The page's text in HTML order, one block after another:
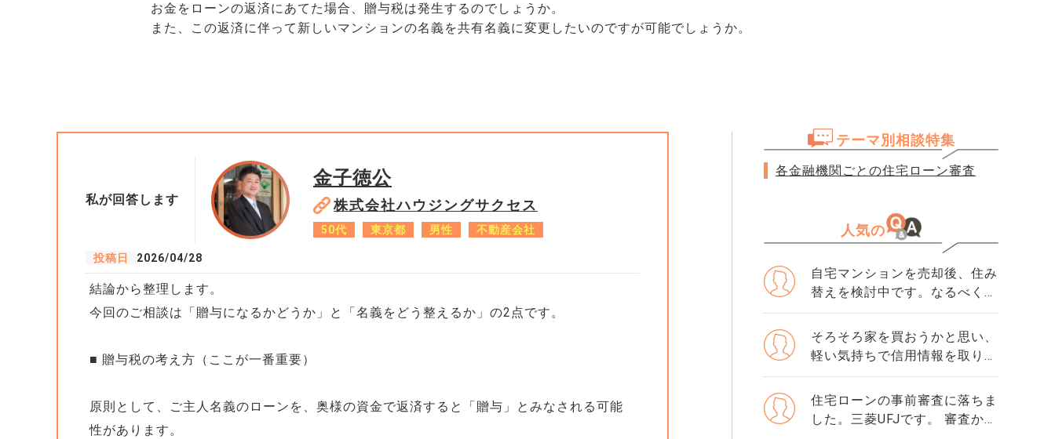
お金をローンの返済にあてた場合、贈与税は発生するのでしょうか。
また、この返済に伴って新しいマンションの名義を共有名義に変更したいのですが可能でしょうか。
私が回答します
金子徳公
株式会社ハウジングサクセス
50代 東京都 男性 不動産会社
投稿日 2026/04/28
結論から整理します。
今回のご相談は「贈与になるかどうか」と「名義をどう整えるか」の2点です。
■ 贈与税の考え方（ここが一番重要）
原則として、ご主人名義のローンを、奥様の資金で返済すると「贈与」とみなされる可能
性があります。
テーマ別相談特集
各金融機関ごとの住宅ローン審査
人気の
自宅マンションを売却後、住み
替えを検討中です。なるべく3
か月以内に売却をしたいのです
が、一般媒介と専任媒介で迷っ
ています。 窓口は多い方が買
主が見つかりそうだと思うので
されました。それぞれメリット
デメリットがあれば教えてくだ
そろそろ家を買おうかと思い、
軽い気持ちで信用情報を取り寄
せました。 そこで初めて「ク
レジットガイダンス指数」とい
う数字を見て、自分が500だと
知りました。 正直、この数字
住宅ローンの事前審査に落ちま
した。三菱UFJです。 審査から